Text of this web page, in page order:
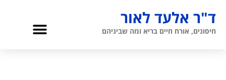
לתוכןד"ר אלעד לאור
חיסונים, אורח חיים בריא ומה שביניהם תפריט